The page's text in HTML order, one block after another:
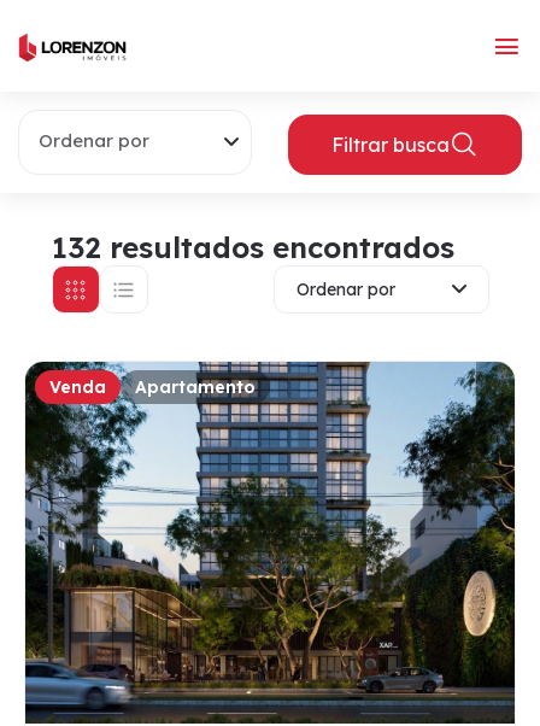
Ordenar por Filtrar busca
132 resultados encontrados
Ordenar por
Venda Apartamento